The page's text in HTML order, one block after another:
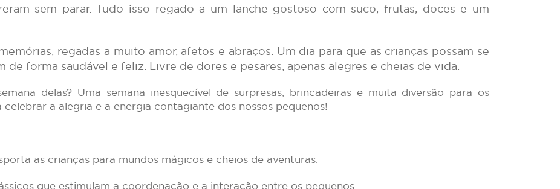
sem parar. Tudo isso regado a um lanche gostoso com suco, frutas, doces e um
regadas a muito amor, afetos e abraços. Um dia para que as crianças possam se
forma saudável e feliz. Livre de dores e pesares, apenas alegres e cheias de vida.
delas? Uma semana inesquecível de surpresas, brincadeiras e muita diversão para os
a alegria e a energia contagiante dos nossos pequenos!
as crianças para mundos mágicos e cheios de aventuras.
que estimulam a coordenação e a interação entre os pequenos.